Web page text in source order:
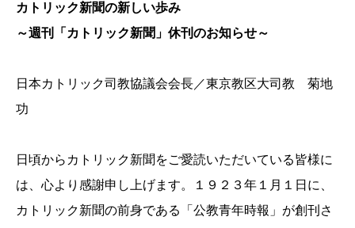
カトリック新聞の新しい歩み
～週刊「カトリック新聞」休刊のお知らせ～
日本カトリック司教協議会会長／東京教区大司教 菊地
功
日頃からカトリック新聞をご愛読いただいている皆様に
は、心より感謝申し上げます。１９２３年１月１日に、
カトリック新聞の前身である「公教青年時報」が創刊さ